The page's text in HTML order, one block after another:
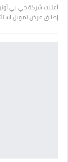
أعلنت شركة جي بي
إطلاق عرض تمويل